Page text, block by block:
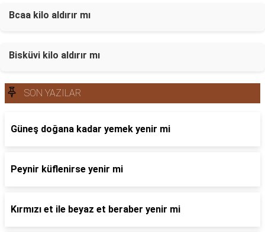
Bcaa kilo aldırır mı
Bisküvi kilo aldırır mı
SON YAZILAR
Güneş doğana kadar yemek yenir mi
Peynir küflenirse yenir mi
Kırmızı et ile beyaz et beraber yenir mi